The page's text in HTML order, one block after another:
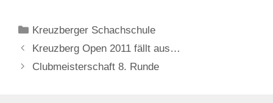
Kategorien
Kreuzberger Schachschule
Kreuzberg Open 2011 fällt aus…
Clubmeisterschaft 8. Runde